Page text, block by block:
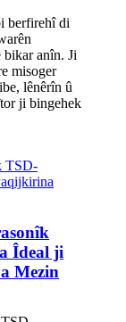
berfirehî di
anîn. Ji
misoger
lênêrîn û
ji bingehek
Îdeal ji
Mezin